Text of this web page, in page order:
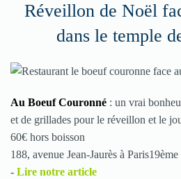
Réveillon de Noël
dans le temple
Au Boeuf Couronné : un vrai
et de grillades pour le réveillon et le
60€ hors boisson
188, avenue Jean-Jaurès à
- Lire notre article